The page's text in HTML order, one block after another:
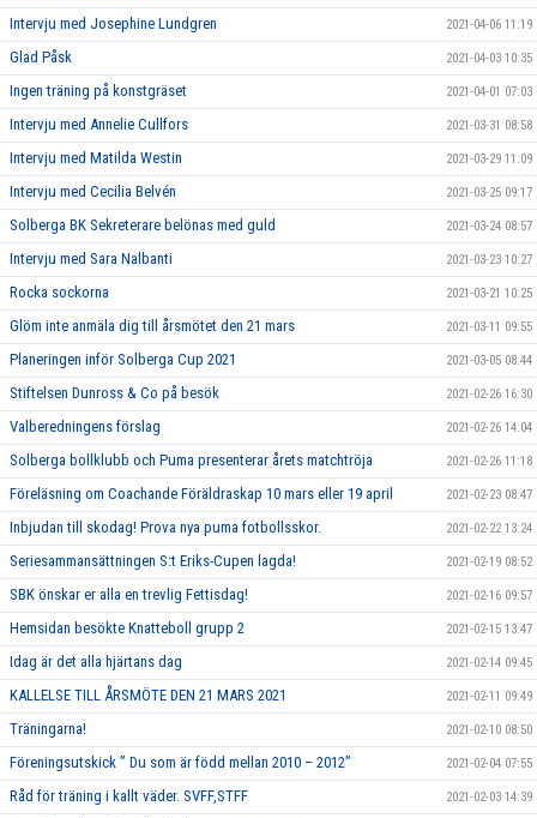
Intervju med Josephine Lundgren 2021-04-06 11:19
Glad Påsk 2021-04-03 10:35
Ingen träning på konstgräset 2021-04-01 07:03
Intervju med Annelie Cullfors 2021-03-31 08:58
Intervju med Matilda Westin 2021-03-29 11:09
Intervju med Cecilia Belvén 2021-03-25 09:17
Solberga BK Sekreterare belönas med guld 2021-03-24 08:57
Intervju med Sara Nalbanti 2021-03-23 10:27
Rocka sockorna 2021-03-21 10:25
Glöm inte anmäla dig till årsmötet den 21 mars 2021-03-11 09:55
Planeringen inför Solberga Cup 2021 2021-03-05 08:44
Stiftelsen Dunross & Co på besök 2021-02-26 16:30
Valberedningens förslag 2021-02-26 14:04
Solberga bollklubb och Puma presenterar årets matchtröja 2021-02-26 11:18
Föreläsning om Coachande Föräldraskap 10 mars eller 19 april 2021-02-23 08:47
Inbjudan till skodag! Prova nya puma fotbollsskor. 2021-02-22 13:24
Seriesammansättningen S:t Eriks-Cupen lagda! 2021-02-19 08:52
SBK önskar er alla en trevlig Fettisdag! 2021-02-16 09:57
Hemsidan besökte Knatteboll grupp 2 2021-02-15 13:47
Idag är det alla hjärtans dag 2021-02-14 09:45
KALLELSE TILL ÅRSMÖTE DEN 21 MARS 2021 2021-02-11 09:49
Träningarna! 2021-02-10 08:50
Föreningsutskick ” Du som är född mellan 2010 – 2012” 2021-02-04 07:55
Råd för träning i kallt väder. SVFF,STFF 2021-02-03 14:39